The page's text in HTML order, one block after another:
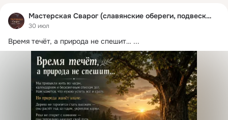
Мастерская Сварог (славянские обереги, подвески)
30 июл
Время течёт, а природа не спешит… ...